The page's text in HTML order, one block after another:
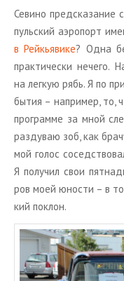
Се­ви­но пред­ска­за­ние
пуль­ский аэро­порт
в Рейкья­ви­ке? Одна
прак­ти­че­ски нече­го.
на лег­кую рябь. Я по
бытия – на­при­мер, то,
про­грам­ме за мной
раз­ду­ваю зоб, как
мой голос
Я по­лу­чил свои
ров моей юно­сти – в
кий по­клон.